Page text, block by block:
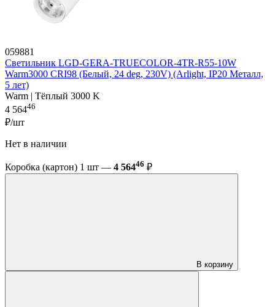
059881
Светильник LGD-GERA-TRUECOLOR-4TR-R55-10W
Warm3000 CRI98 (Белый, 24 deg, 230V) (Arlight, IP20 Металл,
5 лет)
Warm | Тёплый 3000 K
4 56446
₽/шт
Нет в наличии
Коробка (картон) 1 шт — 4 56446 ₽
В корзину